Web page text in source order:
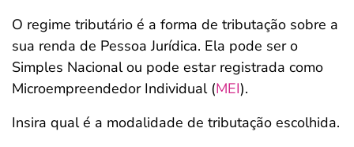
O regime tributário é a forma de tributação sobre a
sua renda de Pessoa Jurídica. Ela pode ser o
Simples Nacional ou pode estar registrada como
Microempreendedor Individual (MEI).
Insira qual é a modalidade de tributação escolhida.